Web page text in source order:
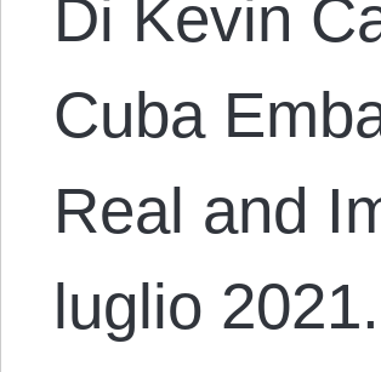
Di Kevin
Cuba
Real and
luglio